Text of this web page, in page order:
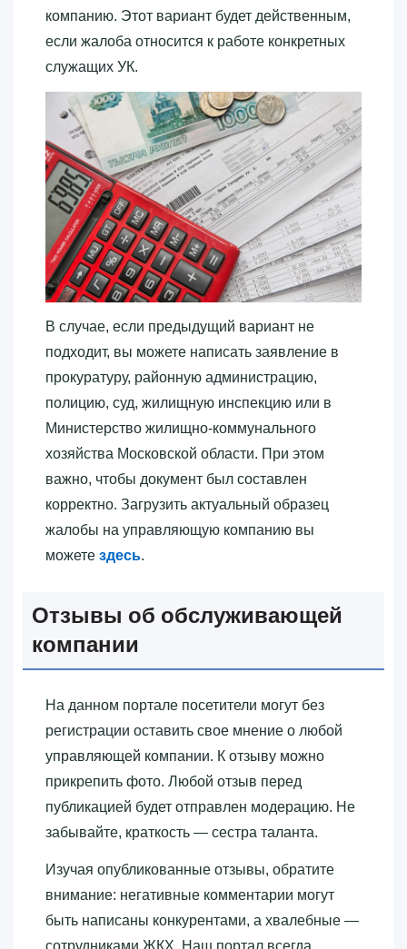
компанию. Этот вариант будет действенным,
если жалоба относится к работе конкретных
служащих УК.
В случае, если предыдущий вариант не
подходит, вы можете написать заявление в
прокуратуру, районную администрацию,
полицию, суд, жилищную инспекцию или в
Министерство жилищно-коммунального
хозяйства Московской области. При этом
важно, чтобы документ был составлен
корректно. Загрузить актуальный образец
жалобы на управляющую компанию вы
можете здесь.
Отзывы об обслуживающей
компании
На данном портале посетители могут без
регистрации оставить свое мнение о любой
управляющей компании. К отзыву можно
прикрепить фото. Любой отзыв перед
публикацией будет отправлен модерацию. Не
забывайте, краткость — сестра таланта.
Изучая опубликованные отзывы, обратите
внимание: негативные комментарии могут
быть написаны конкурентами, а хвалебные —